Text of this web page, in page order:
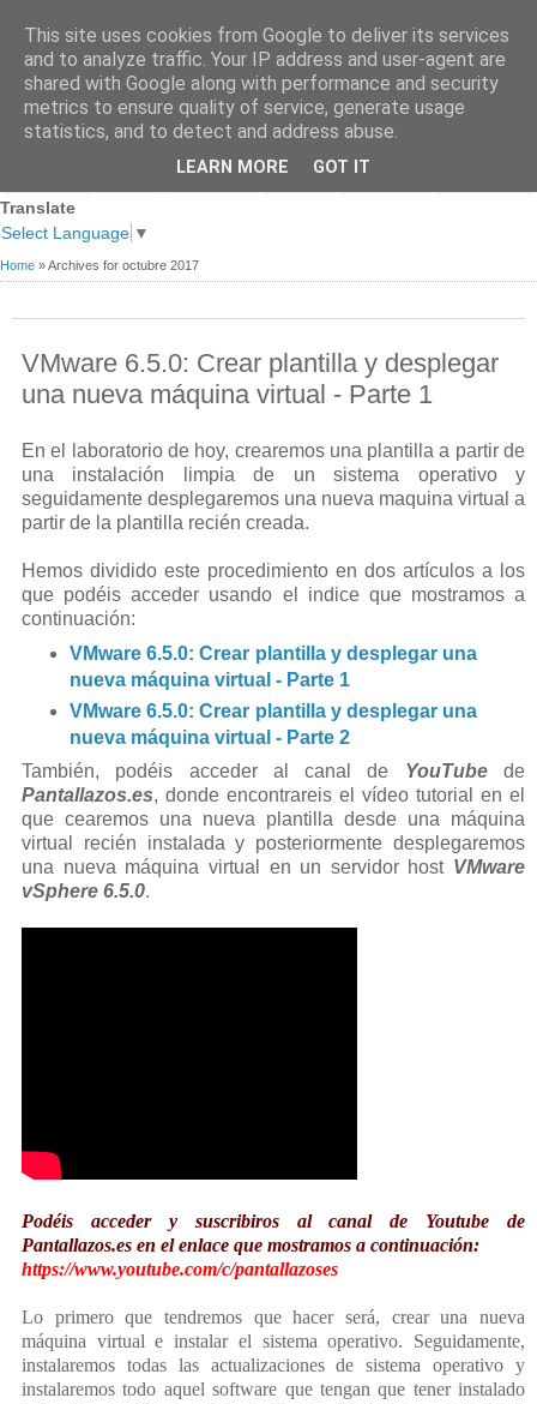
Premios
Links de
Contacto
Translate
Select Language ▼
Home »Archives for octubre 2017
VMware 6.5.0: Crear plantilla y desplegar
una nueva máquina virtual - Parte 1
En el laboratorio de hoy, crearemos una plantilla a partir de
una instalación limpia de un sistema operativo y
seguidamente desplegaremos una nueva maquina virtual a
partir de la plantilla recién creada.
Hemos dividido este procedimiento en dos artículos a los
que podéis acceder usando el indice que mostramos a
continuación:
VMware 6.5.0: Crear plantilla y desplegar una
nueva máquina virtual - Parte 1
VMware 6.5.0: Crear plantilla y desplegar una
nueva máquina virtual - Parte 2
También, podéis acceder al canal de
YouTubede
Pantallazos.es, donde encontrareis el vídeo tutorial en el
que cearemos una nueva plantilla desde una máquina
virtual recién instalada y posteriormente desplegaremos
una nueva máquina virtual en un servidor host VMware
vSphere 6.5.0.
Podéis acceder y suscribiros al canal de Youtube de
Pantallazos.es en el enlace que mostramos a continuación:
https://www.youtube.com/c/pantallazoses
Lo primero que tendremos que hacer será, crear una nueva
máquina virtual e instalar el sistema operativo. Seguidamente,
instalaremos todas las actualizaciones de sistema operativo y
instalaremos todo aquel software que tengan que tener instalado
This site uses cookies from Google to deliver its services
and to analyze traffic. Your IP address and user-agent are
shared with Google along with performance and security
metrics to ensure quality of service, generate usage
statistics, and to detect and address abuse.
LEARN MORE GOT IT